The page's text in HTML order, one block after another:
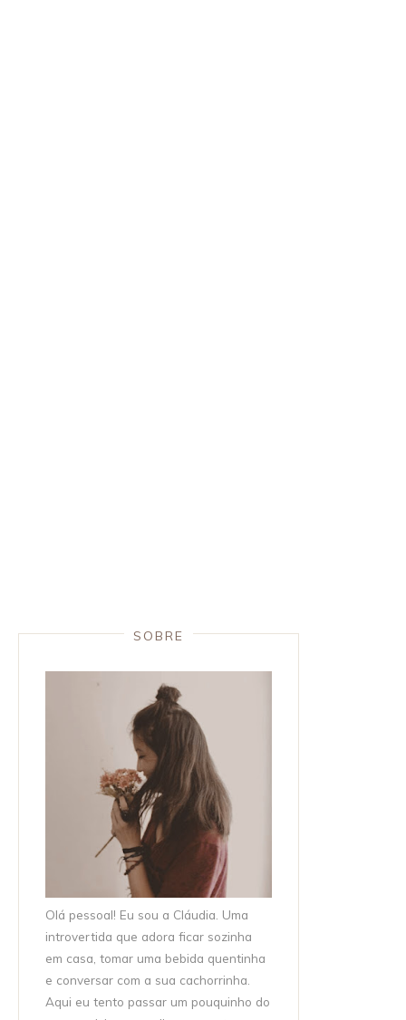
SOBRE
Olá pessoal! Eu sou a Cláudia. Uma
introvertida que adora ficar sozinha
em casa, tomar uma bebida quentinha
e conversar com a sua cachorrinha.
Aqui eu tento passar um pouquinho do